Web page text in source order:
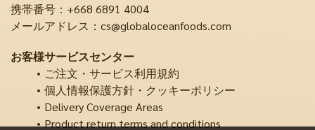
携帯番号：+668 6891 4004
メールアドレス：cs@globaloceanfoods.com
お客様サービスセンター
ご注文・サービス利用規約
個人情報保護方針・クッキーポリシー
Delivery Coverage Areas
Product return terms and conditions